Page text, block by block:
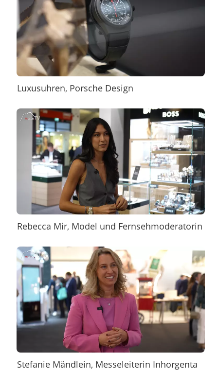
Luxusuhren, Porsche Design
Rebecca Mir, Model und Fernsehmoderatorin
Stefanie Mändlein, Messeleiterin Inhorgenta